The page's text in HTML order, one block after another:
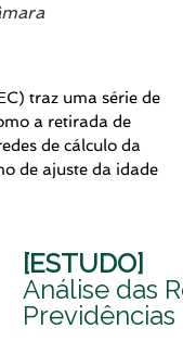
traz uma série de
a retirada de
de cálculo da
de ajuste da idade
[ESTUDO]
Análise das
Previdências